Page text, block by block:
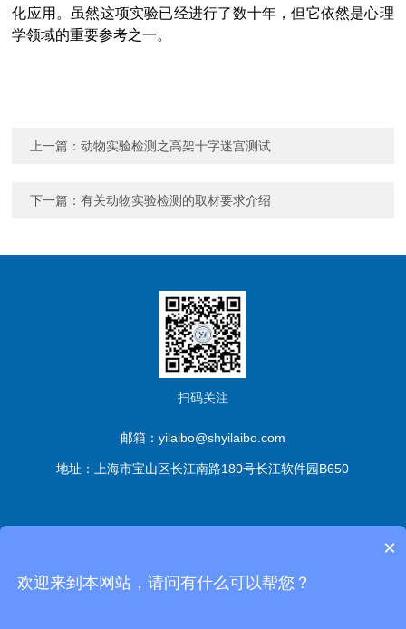
化应用。虽然这项实验已经进行了数十年，但它依然是心理
学领域的重要参考之一。
上一篇：动物实验检测之高架十字迷宫测试
下一篇：有关动物实验检测的取材要求介绍
扫码关注
邮箱：yilaibo@shyilaibo.com
地址：上海市宝山区长江南路180号长江软件园B650
×
欢迎来到本网站，请问有什么可以帮您？